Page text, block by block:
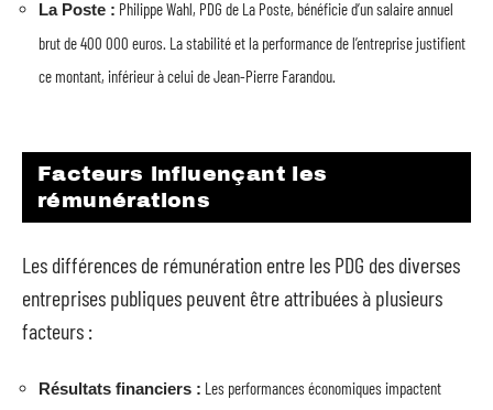
La Poste : Philippe Wahl, PDG de La Poste, bénéficie d’un salaire annuel
brut de 400 000 euros. La stabilité et la performance de l’entreprise justifient
ce montant, inférieur à celui de Jean-Pierre Farandou.
Facteurs influençant les
rémunérations
Les différences de rémunération entre les PDG des diverses
entreprises publiques peuvent être attribuées à plusieurs
facteurs :
Résultats financiers : Les performances économiques impactent